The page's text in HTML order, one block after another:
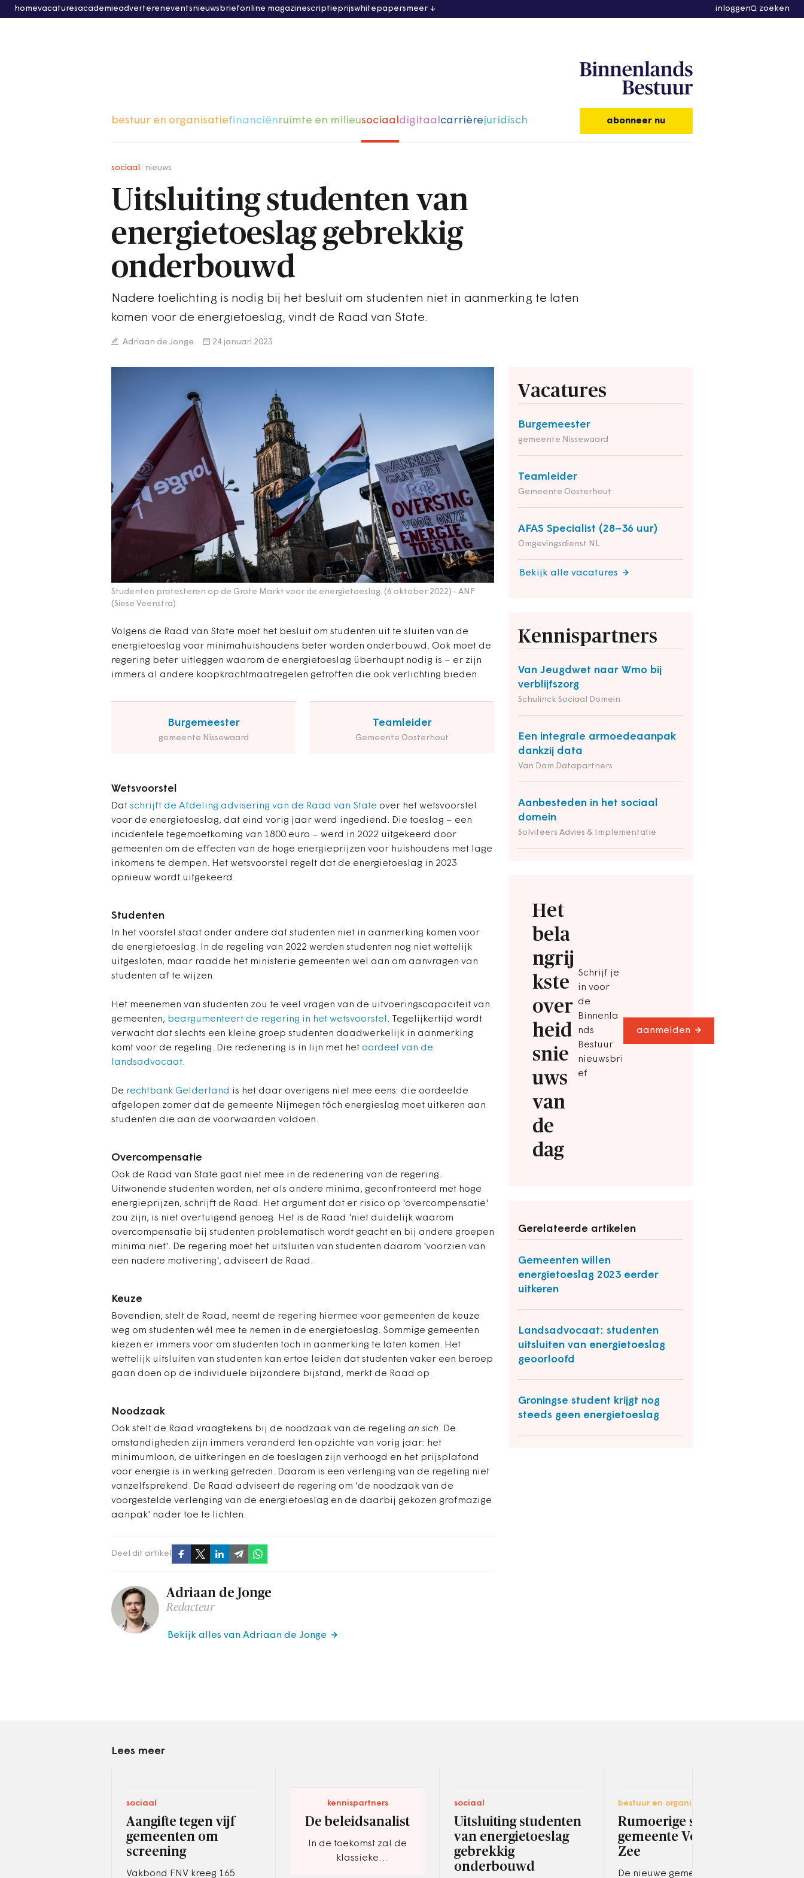
homevacaturesacademieadvertereneventsnieuwsbriefonline magazinescriptieprijswhitepapersmeer inloggen zoeken
bestuur en organisatiefinanciënruimte en milieusociaaldigitaalcarrièrejuridisch abonneer nu
sociaal nieuws
Uitsluiting studenten van
energietoeslag gebrekkig
onderbouwd
Nadere toelichting is nodig bij het besluit om studenten niet in aanmerking te laten
komen voor de energietoeslag, vindt de Raad van State.
Adriaan de Jonge 24 januari 2023
Studenten protesteren op de Grote Markt voor de energietoeslag. (6 oktober 2022) - ANP
(Siese Veenstra)
Volgens de Raad van State moet het besluit om studenten uit te sluiten van de
energietoeslag voor minimahuishoudens beter worden onderbouwd. Ook moet de
regering beter uitleggen waarom de energietoeslag überhaupt nodig is – er zijn
immers al andere koopkrachtmaatregelen getroffen die ook verlichting bieden.
Burgemeester
gemeente Nissewaard
Teamleider
Gemeente Oosterhout
Wetsvoorstel
Dat schrijft de Afdeling advisering van de Raad van State over het wetsvoorstel
voor de energietoeslag, dat eind vorig jaar werd ingediend. Die toeslag – een
incidentele tegemoetkoming van 1800 euro – werd in 2022 uitgekeerd door
gemeenten om de effecten van de hoge energieprijzen voor huishoudens met lage
inkomens te dempen. Het wetsvoorstel regelt dat de energietoeslag in 2023
opnieuw wordt uitgekeerd.
Vacatures
Burgemeester
gemeente Nissewaard
Teamleider
Gemeente Oosterhout
AFAS Specialist (28–36 uur)
Omgevingsdienst NL
Bekijk alle vacatures
Kennispartners
Van Jeugdwet naar Wmo bij
verblijfszorg
Schulinck Sociaal Domein
Een integrale armoedeaanpak
dankzij data
Van Dam Datapartners
Aanbesteden in het sociaal
domein
Solviteers Advies & Implementatie
Het
bela
ngrij
kste
over
heid
snie
uws
van
de
dag
Schrijf je
in voor
de
Binnenla
nds
Bestuur
nieuwsbri
ef
aanmelden
Gerelateerde artikelen
Gemeenten willen
energietoeslag 2023 eerder
uitkeren
Landsadvocaat: studenten
uitsluiten van energietoeslag
geoorloofd
Groningse student krijgt nog
steeds geen energietoeslag
Studenten
In het voorstel staat onder andere dat studenten niet in aanmerking komen voor
de energietoeslag. In de regeling van 2022 werden studenten nog niet wettelijk
uitgesloten, maar raadde het ministerie gemeenten wel aan om aanvragen van
studenten af te wijzen.
Het meenemen van studenten zou te veel vragen van de uitvoeringscapaciteit van
gemeenten, beargumenteert de regering in het wetsvoorstel . Tegelijkertijd wordt
verwacht dat slechts een kleine groep studenten daadwerkelijk in aanmerking
komt voor de regeling. Die redenering is in lijn met het oordeel van de
landsadvocaat.
De rechtbank Gelderland is het daar overigens niet mee eens: die oordeelde
afgelopen zomer dat de gemeente Nijmegen tóch energieslag moet uitkeren aan
studenten die aan de voorwaarden voldoen.
Overcompensatie
Ook de Raad van State gaat niet mee in de redenering van de regering.
Uitwonende studenten worden, net als andere minima, geconfronteerd met hoge
energieprijzen, schrijft de Raad. Het argument dat er risico op 'overcompensatie'
zou zijn, is niet overtuigend genoeg. Het is de Raad 'niet duidelijk waarom
overcompensatie bij studenten problematisch wordt geacht en bij andere groepen
minima niet'. De regering moet het uitsluiten van studenten daarom 'voorzien van
een nadere motivering', adviseert de Raad.
Keuze
Bovendien, stelt de Raad, neemt de regering hiermee voor gemeenten de keuze
weg om studenten wél mee te nemen in de energietoeslag. Sommige gemeenten
kiezen er immers voor om studenten toch in aanmerking te laten komen. Het
wettelijk uitsluiten van studenten kan ertoe leiden dat studenten vaker een beroep
gaan doen op de individuele bijzondere bijstand, merkt de Raad op.
Noodzaak
Ook stelt de Raad vraagtekens bij de noodzaak van de regeling an sich. De
omstandigheden zijn immers veranderd ten opzichte van vorig jaar: het
minimumloon, de uitkeringen en de toeslagen zijn verhoogd en het prijsplafond
voor energie is in werking getreden. Daarom is een verlenging van de regeling niet
vanzelfsprekend. De Raad adviseert de regering om 'de noodzaak van de
voorgestelde verlenging van de energietoeslag en de daarbij gekozen grofmazige
aanpak' nader toe te lichten.
Deel dit artikel
Adriaan de Jonge
Redacteur
Bekijk alles van Adriaan de Jonge
Lees meer
sociaal
Aangifte tegen vijf
gemeenten om
screening
Vakbond FNV kreeg 165
kennispartners
De beleidsanalist
In de toekomst zal de
klassieke
sociaal
Uitsluiting studenten
van energietoeslag
gebrekkig
onderbouwd
bestuur en organisatie
Rumoerige start
gemeente Voorne aan
Zee
De nieuwe gemeente Voorne